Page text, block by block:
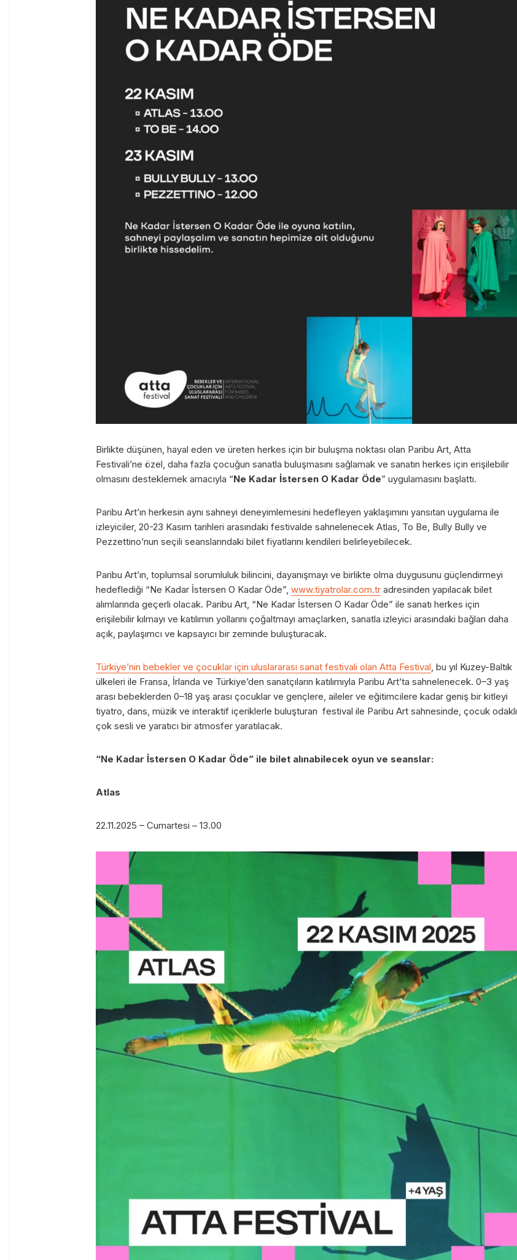
Birlikte düşünen, hayal eden ve üreten herkes için bir buluşma noktası olan Paribu Art, Atta
Festivali’ne özel, daha fazla çocuğun sanatla buluşmasını sağlamak ve sanatın herkes için erişilebilir
olmasını desteklemek amacıyla “Ne Kadar İstersen O Kadar Öde” uygulamasını başlattı.
Paribu Art’ın herkesin aynı sahneyi deneyimlemesini hedefleyen yaklaşımını yansıtan uygulama ile
izleyiciler, 20-23 Kasım tarihleri arasındaki festivalde sahnelenecek Atlas, To Be, Bully Bully ve
Pezzettino’nun seçili seanslarındaki bilet fiyatlarını kendileri belirleyebilecek.
Paribu Art’ın, toplumsal sorumluluk bilincini, dayanışmayı ve birlikte olma duygusunu güçlendirmeyi
hedeflediği “Ne Kadar İstersen O Kadar Öde”, www.tiyatrolar.com.tr adresinden yapılacak bilet
alımlarında geçerli olacak. Paribu Art, “Ne Kadar İstersen O Kadar Öde” ile sanatı herkes için
erişilebilir kılmayı ve katılımın yollarını çoğaltmayı amaçlarken, sanatla izleyici arasındaki bağları daha
açık, paylaşımcı ve kapsayıcı bir zeminde buluşturacak.
Türkiye’nin bebekler ve çocuklar için uluslararası sanat festivali olan Atta Festival , bu yıl Kuzey-Baltık
ülkeleri ile Fransa, İrlanda ve Türkiye’den sanatçıların katılımıyla Paribu Art’ta sahnelenecek. 0–3 yaş
arası bebeklerden 0–18 yaş arası çocuklar ve gençlere, aileler ve eğitimcilere kadar geniş bir kitleyi
tiyatro, dans, müzik ve interaktif içeriklerle buluşturan festival ile Paribu Art sahnesinde, çocuk odaklı
çok sesli ve yaratıcı bir atmosfer yaratılacak.
“Ne Kadar İstersen O Kadar Öde” ile bilet alınabilecek oyun ve seanslar:
Atlas
22.11.2025 – Cumartesi – 13.00